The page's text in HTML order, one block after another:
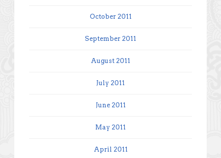
October 2011
September 2011
August 2011
July 2011
June 2011
May 2011
April 2011